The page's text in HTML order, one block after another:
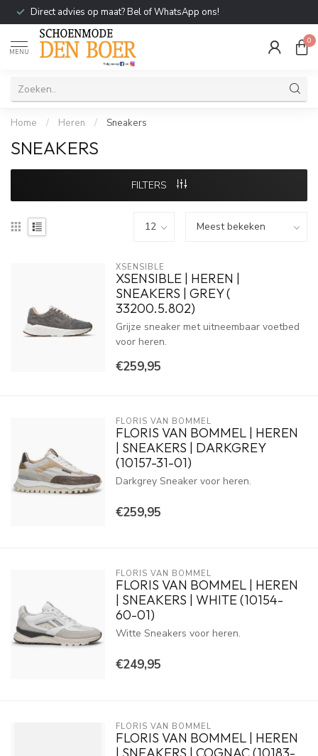
Direct advies op maat? Bel of WhatsApp ons!
MENU
0
Home / Heren / Sneakers
SNEAKERS
FILTERS
XSENSIBLE
XSENSIBLE | HEREN |
SNEAKERS | GREY (
33200.5.802)
Grijze sneaker met uitneembaar voetbed
voor heren.
€259,95
FLORIS VAN BOMMEL
FLORIS VAN BOMMEL | HEREN
| SNEAKERS | DARKGREY
(10157-31-01)
Darkgrey Sneaker voor heren.
€259,95
FLORIS VAN BOMMEL
FLORIS VAN BOMMEL | HEREN
| SNEAKERS | WHITE (10154-
60-01)
Witte Sneakers voor heren.
€249,95
FLORIS VAN BOMMEL
FLORIS VAN BOMMEL | HEREN
| SNEAKERS | COGNAC (10183-